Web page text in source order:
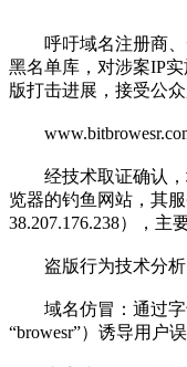
呼吁域名注册商、
黑名单库，对涉案IP
版打击进展，接受公众
经技术取证确认，
览器的钓鱼网站，其
38.207.176.238），主
盗版行为技术分析
域名仿冒：通过字
“browesr”）诱导用户